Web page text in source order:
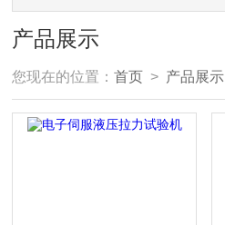
产品展示
您现在的位置：首页 > 产品展示